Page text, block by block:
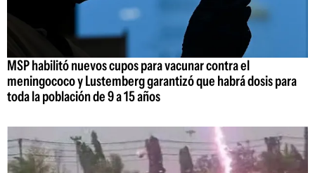
MSP habilitó nuevos cupos para vacunar contra el
meningococo y Lustemberg garantizó que habrá dosis para
toda la población de 9 a 15 años